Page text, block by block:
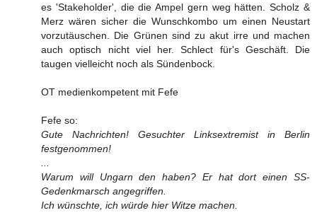
es 'Stakeholder', die die Ampel gern weg hätten. Scholz &
Merz wären sicher die Wunschkombo um einen Neustart
vorzutäuschen. Die Grünen sind zu akut irre und machen
auch optisch nicht viel her. Schlect für's Geschäft. Die
taugen vielleicht noch als Sündenbock.
OT medienkompetent mit Fefe
Fefe so:
Gute Nachrichten! Gesuchter Linksextremist in Berlin
festgenommen!
...
Warum will Ungarn den haben? Er hat dort einen SS-
Gedenkmarsch angegriffen.
Ich wünschte, ich würde hier Witze machen.